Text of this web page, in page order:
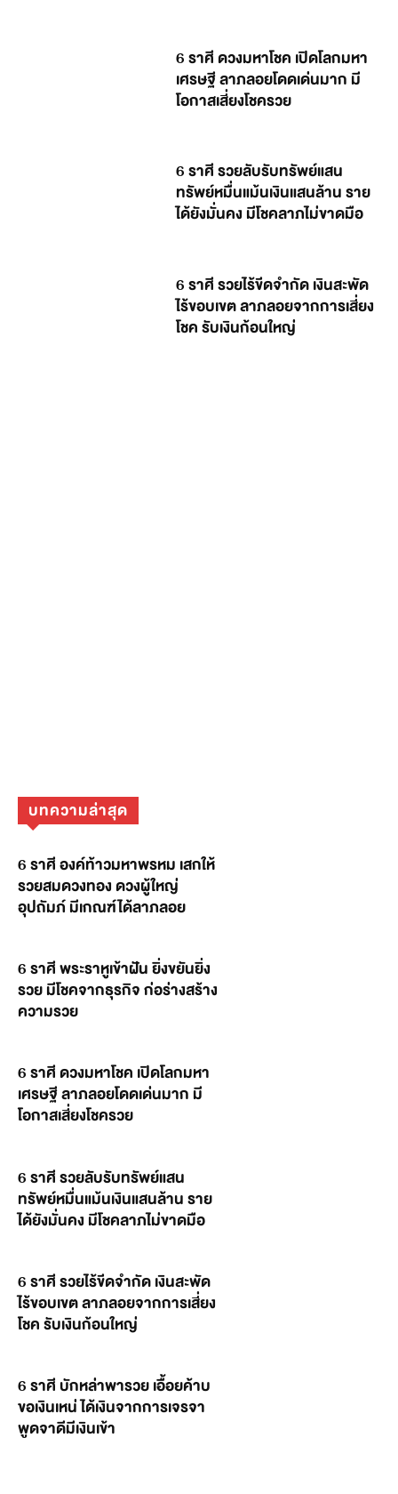
6 ราศี ดวงมหาโชค เปิดโลกมหา
เศรษฐี ลาภลอยโดดเด่นมาก มี
โอกาสเสี่ยงโชครวย
6 ราศี รวยลับรับทรัพย์แสน
ทรัพย์หมื่นแม้นเงินแสนล้าน ราย
ได้ยังมั่นคง มีโชคลาภไม่ขาดมือ
6 ราศี รวยไร้ขีดจำกัด เงินสะพัด
ไร้ขอบเขต ลาภลอยจากการเสี่ยง
โชค รับเงินก้อนใหญ่
บทความล่าสุด
6 ราศี องค์ท้าวมหาพรหม เสกให้
รวยสมดวงทอง ดวงผู้ใหญ่
อุปถัมภ์ มีเกณฑ์ได้ลาภลอย
6 ราศี พระราหูเข้าฝัน ยิ่งขยันยิ่ง
รวย มีโชคจากธุรกิจ ก่อร่างสร้าง
ความรวย
6 ราศี ดวงมหาโชค เปิดโลกมหา
เศรษฐี ลาภลอยโดดเด่นมาก มี
โอกาสเสี่ยงโชครวย
6 ราศี รวยลับรับทรัพย์แสน
ทรัพย์หมื่นแม้นเงินแสนล้าน ราย
ได้ยังมั่นคง มีโชคลาภไม่ขาดมือ
6 ราศี รวยไร้ขีดจำกัด เงินสะพัด
ไร้ขอบเขต ลาภลอยจากการเสี่ยง
โชค รับเงินก้อนใหญ่
6 ราศี บักหล่าพารวย เอื้อยค้าบ
ขอเงินเหน่ ได้เงินจากการเจรจา
พูดจาดีมีเงินเข้า